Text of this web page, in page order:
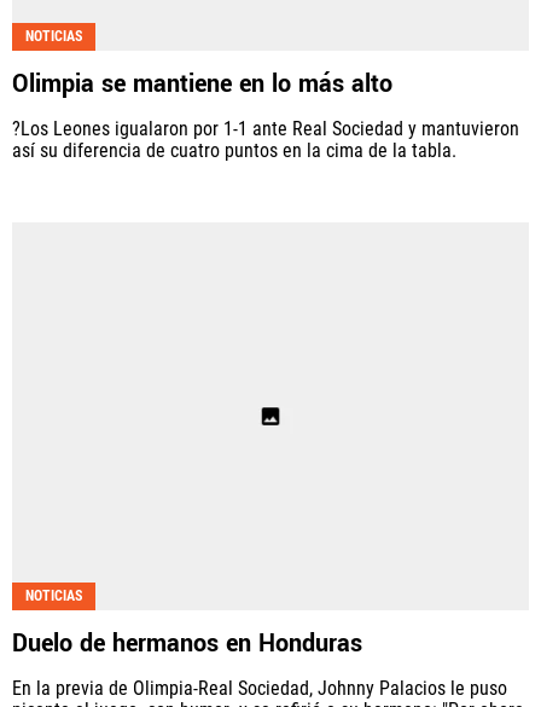
NOTICIAS
Olimpia se mantiene en lo más alto
?Los Leones igualaron por 1-1 ante Real Sociedad y mantuvieron
así su diferencia de cuatro puntos en la cima de la tabla.
NOTICIAS
Duelo de hermanos en Honduras
En la previa de Olimpia-Real Sociedad, Johnny Palacios le puso